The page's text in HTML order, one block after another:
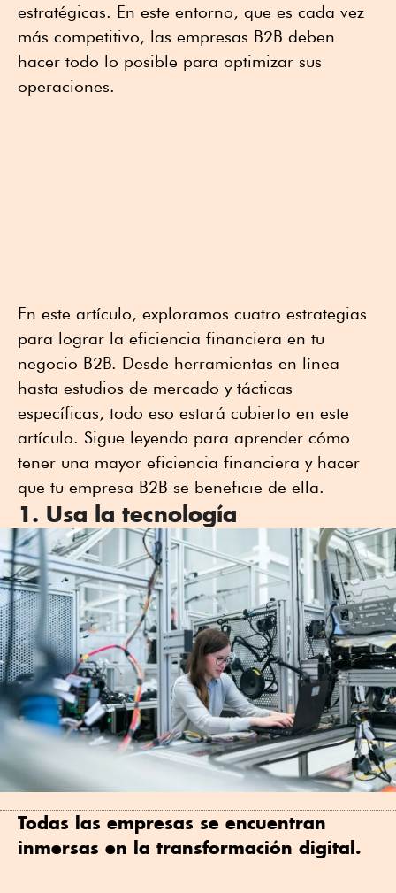
estratégicas. En este entorno, que es cada vez
más competitivo, las empresas B2B deben
hacer todo lo posible para optimizar sus
operaciones.
En este artículo, exploramos cuatro estrategias
para lograr la eficiencia financiera en tu
negocio B2B. Desde herramientas en línea
hasta estudios de mercado y tácticas
específicas, todo eso estará cubierto en este
artículo. Sigue leyendo para aprender cómo
tener una mayor eficiencia financiera y hacer
que tu empresa B2B se beneficie de ella.
1. Usa la tecnología
Todas las empresas se encuentran
inmersas en la transformación digital.